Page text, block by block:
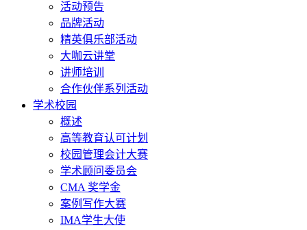
活动预告
品牌活动
精英俱乐部活动
大咖云讲堂
讲师培训
合作伙伴系列活动
学术校园
概述
高等教育认可计划
校园管理会计大赛
学术顾问委员会
CMA 奖学金
案例写作大赛
IMA学生大使